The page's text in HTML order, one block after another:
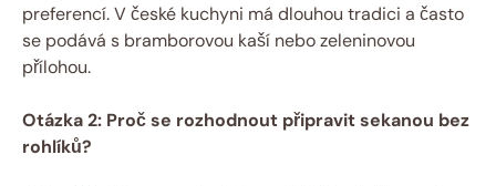
preferencí. V české kuchyni má dlouhou tradici a často
se podává s bramborovou kaší nebo zeleninovou
přílohou.
Otázka 2: Proč se rozhodnout připravit sekanou bez
rohlíků?